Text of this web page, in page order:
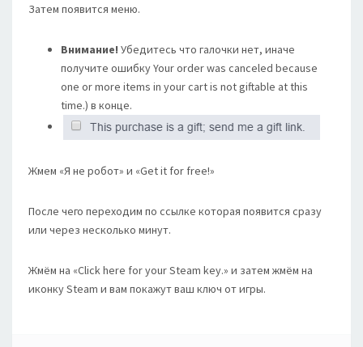
Затем появится меню.
Внимание! Убедитесь что галочки нет, иначе
получите ошибку Your order was canceled because
one or more items in your cart is not giftable at this
time.) в конце.
Жмем «Я не робот» и «Get it for free!»
После чего переходим по ссылке которая появится сразу
или через несколько минут.
Жмём на «Click here for your Steam key.» и затем жмём на
иконку Steam и вам покажут ваш ключ от игры.